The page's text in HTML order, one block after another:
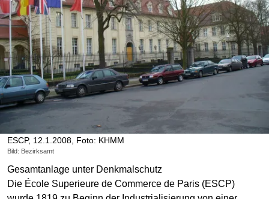
ESCP, 12.1.2008, Foto: KHMM
Bild: Bezirksamt
Gesamtanlage unter Denkmalschutz
Die École Superieure de Commerce de Paris (ESCP)